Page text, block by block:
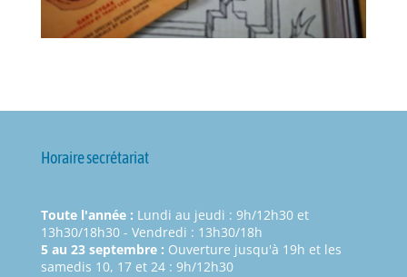
Horaire secrétariat
Toute l'année : Lundi au jeudi : 9h/12h30 et
13h30/18h30 - Vendredi : 13h30/18h
5 au 23 septembre : Ouverture jusqu'à 19h et les
samedis 10, 17 et 24 : 9h/12h30